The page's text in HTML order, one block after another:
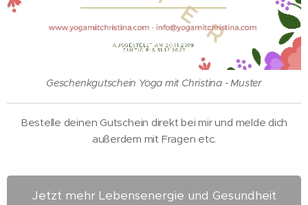
Geschenkgutschein Yoga mit Christina - Muster
Bestelle deinen Gutschein direkt bei mir und melde dich
außerdem mit Fragen etc.
Jetzt mehr Lebensenergie und Gesundheit